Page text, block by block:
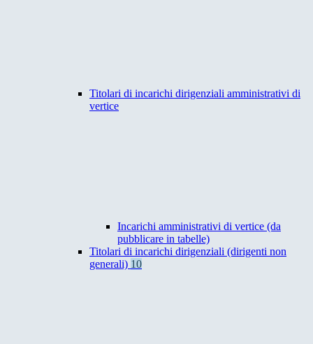
Titolari di incarichi dirigenziali amministrativi di
vertice
Incarichi amministrativi di vertice (da
pubblicare in tabelle)
Titolari di incarichi dirigenziali (dirigenti non
generali) 10